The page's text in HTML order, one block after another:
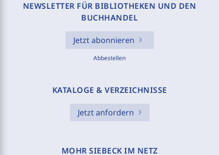
NEWSLETTER FÜR BIBLIOTHEKEN UND DEN
BUCHHANDEL
Jetzt abonnieren
Abbestellen
KATALOGE & VERZEICHNISSE
Jetzt anfordern
MOHR SIEBECK IM NETZ